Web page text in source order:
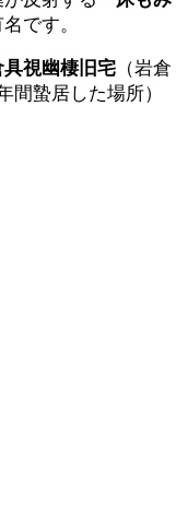
です。
具視幽棲旧宅 （岩倉
間蟄居した場所）